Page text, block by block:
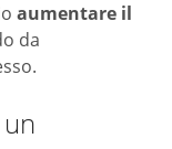
aumentare il
da